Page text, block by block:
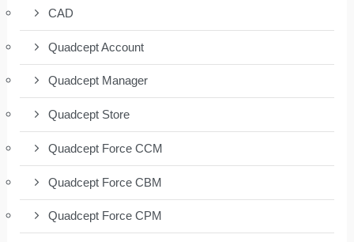
CAD
Quadcept Account
Quadcept Manager
Quadcept Store
Quadcept Force CCM
Quadcept Force CBM
Quadcept Force CPM